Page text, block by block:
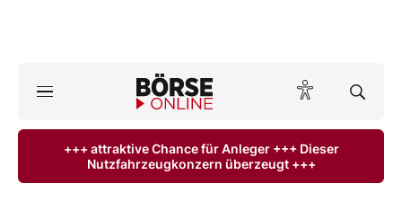
ktuelle Ausgabe BÖRSE ONLINE lesen
+++ attraktive Chance für Anleger +++ Dieser
Nutzfahrzeugkonzern überzeugt +++